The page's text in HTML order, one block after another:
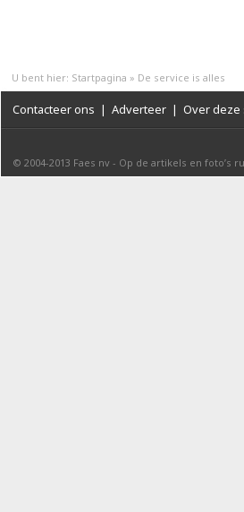
U bent hier: Startpagina » De service is alles
Contacteer ons | Adverteer | Over deze
© 2004-2013 Faes nv - Op de artikels en foto’s